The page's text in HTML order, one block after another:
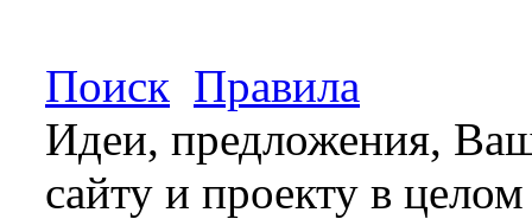
Поиск Правила
Идеи, предложения,
сайту и проекту в целом